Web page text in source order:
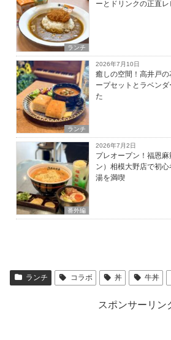
ランチ
ーとドリンクの正直レ
ランチ
2026年7月10日
癒しの空間！高井戸
ープセットとラベン
た
番外編
2026年7月2日
プレオープン！福恩
ン）相模大野店で初
湯を満喫
ランチ コラボ 丼 牛丼
スポンサーリン